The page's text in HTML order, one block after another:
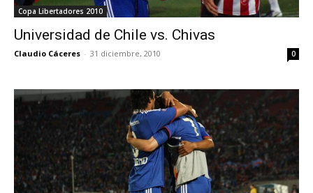
Copa Libertadores 2010
Universidad de Chile vs. Chivas
Claudio Cáceres - 31 diciembre, 2010 0